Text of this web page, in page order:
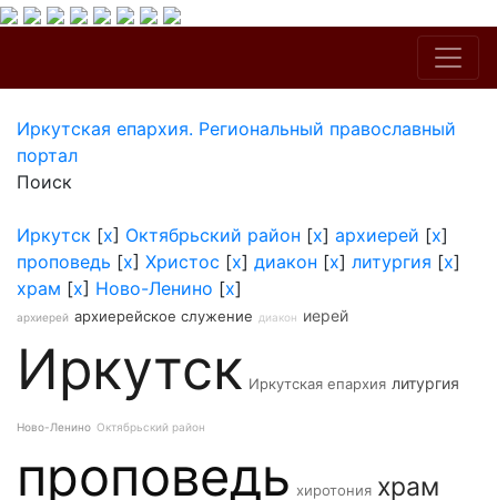
Иркутская епархия. Региональный православный
портал
Поиск
Иркутск [x] Октябрьский район [x] архиерей [x]
проповедь [x] Христос [x] диакон [x] литургия [x]
храм [x] Ново-Ленино [x]
архиерей архиерейское служение диакон иерей
Иркутск Иркутская епархия литургия
Ново-Ленино Октябрьский район
проповедь хиротония храм